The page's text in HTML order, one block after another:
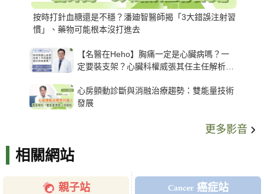
按時打針血糖還是不穩？潘廸智醫師揭「3大錯誤注射習
慣」、藥物可能根本沒打進去
【名醫在Heho】胸痛一定是心臟病嗎？一
定要裝支架？心臟科權威張其任主任解析支
心房顫動診斷與消融治療趨勢：雙能量技術
發展
更多影音
相關網站
親子站 癌症站